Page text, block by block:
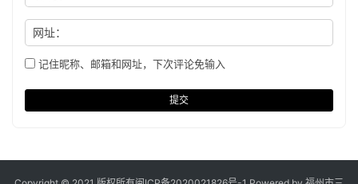
网址：
记住昵称、邮箱和网址，下次评论免输入
提交